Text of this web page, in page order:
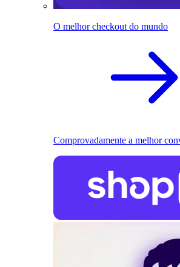
O melhor checkout do mundo
Comprovadamente a melhor